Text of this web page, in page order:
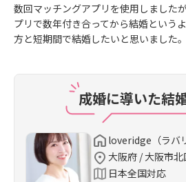
数回マッチングアプリを使用しました
プリで数年付き合ってから結婚という
方と短期間で結婚したいと思いました。
成婚に導いた結
loveridge（ラバ
大阪府 / 大阪市北
日本全国対応